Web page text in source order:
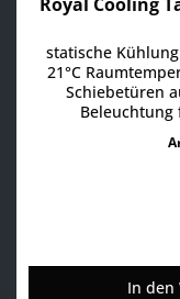
statische
21°C
Schiebetüren
Beleuchtung
Produkte •
In den